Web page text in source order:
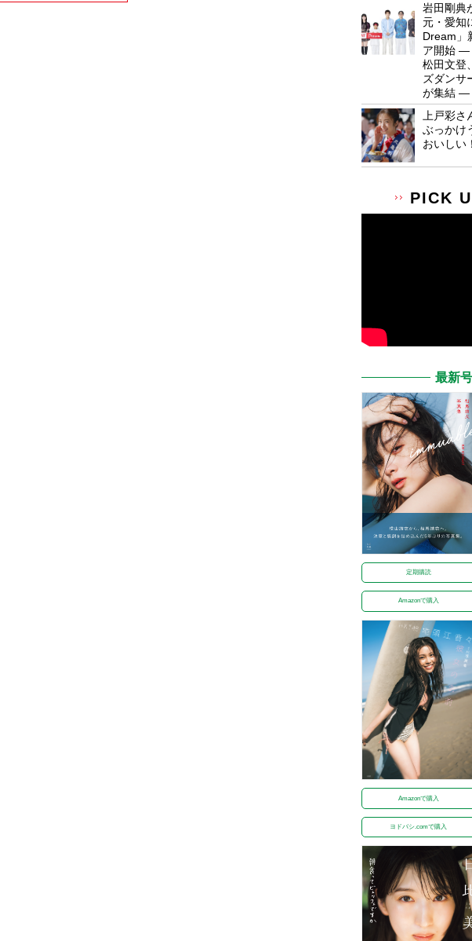
岩田剛典
元・愛知
Dream」
ア開始 ―
松田文登
ズダンサ
が集結 ―
上戸彩
ぶっかけ
おいしい
PICK
最新
定期購読
Amazonで購入
Amazonで購入
ヨドバシ.comで購入